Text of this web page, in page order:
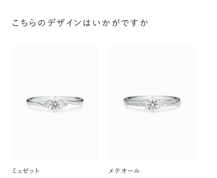
こちらのデザインはいかがですか
ミュゼット メテオール